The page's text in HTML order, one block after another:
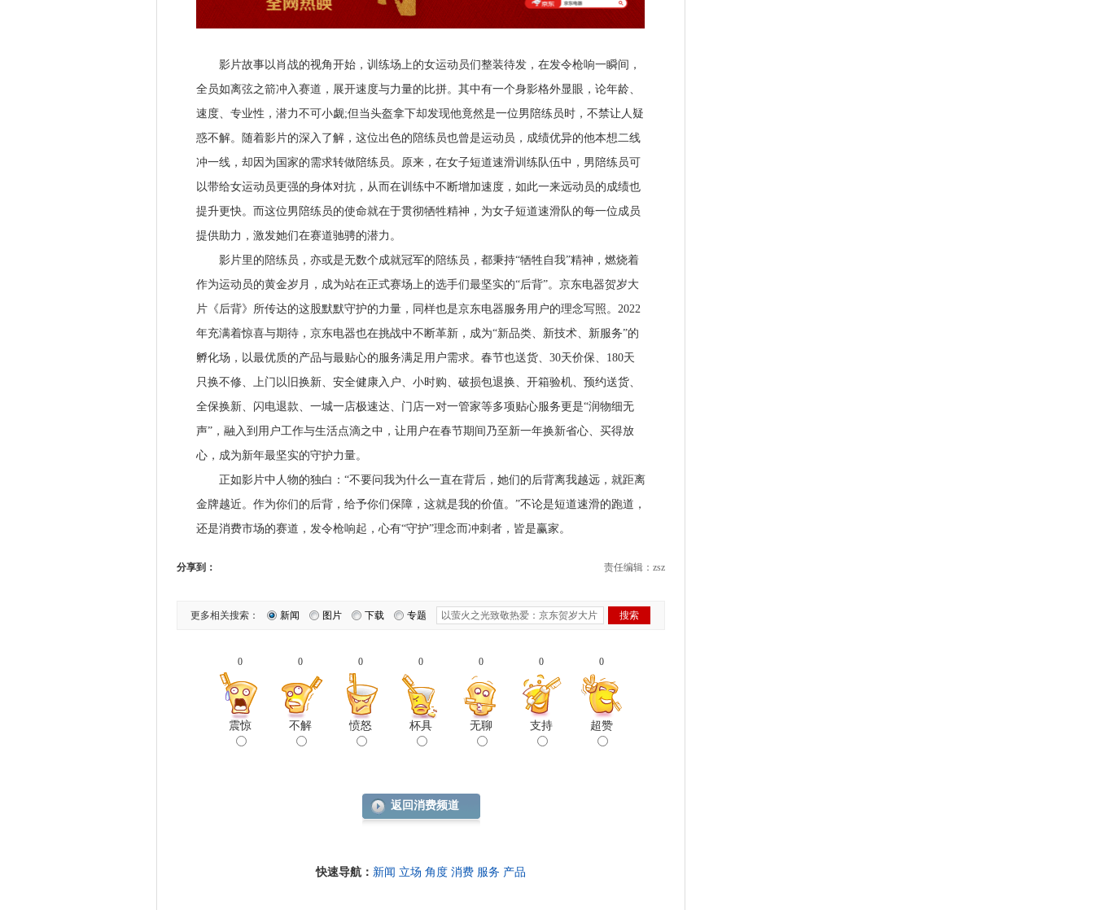
影片故事以肖战的视角开始，训练场上的女运动员们整装待发，在发令枪响一瞬间，
全员如离弦之箭冲入赛道，展开速度与力量的比拼。其中有一个身影格外显眼，论年龄、
速度、专业性，潜力不可小觑;但当头盔拿下却发现他竟然是一位男陪练员时，不禁让人疑
惑不解。随着影片的深入了解，这位出色的陪练员也曾是运动员，成绩优异的他本想二线
冲一线，却因为国家的需求转做陪练员。原来，在女子短道速滑训练队伍中，男陪练员可
以带给女运动员更强的身体对抗，从而在训练中不断增加速度，如此一来远动员的成绩也
提升更快。而这位男陪练员的使命就在于贯彻牺牲精神，为女子短道速滑队的每一位成员
提供助力，激发她们在赛道驰骋的潜力。
影片里的陪练员，亦或是无数个成就冠军的陪练员，都秉持“牺牲自我”精神，燃烧着
作为运动员的黄金岁月，成为站在正式赛场上的选手们最坚实的“后背”。京东电器贺岁大
片《后背》所传达的这股默默守护的力量，同样也是京东电器服务用户的理念写照。2022
年充满着惊喜与期待，京东电器也在挑战中不断革新，成为“新品类、新技术、新服务”的
孵化场，以最优质的产品与最贴心的服务满足用户需求。春节也送货、30天价保、180天
只换不修、上门以旧换新、安全健康入户、小时购、破损包退换、开箱验机、预约送货、
全保换新、闪电退款、一城一店极速达、门店一对一管家等多项贴心服务更是“润物细无
声”，融入到用户工作与生活点滴之中，让用户在春节期间乃至新一年换新省心、买得放
心，成为新年最坚实的守护力量。
正如影片中人物的独白：“不要问我为什么一直在背后，她们的后背离我越远，就距离
金牌越近。作为你们的后背，给予你们保障，这就是我的价值。”不论是短道速滑的跑道，
还是消费市场的赛道，发令枪响起，心有“守护”理念而冲刺者，皆是赢家。
分享到： 责任编辑：zsz
更多相关搜索： 新闻 图片 下载 专题
0
震惊
0
不解
0
愤怒
0
杯具
0
无聊
0
支持
0
超赞
返回消费频道
快速导航： 新闻 立场 角度 消费 服务 产品